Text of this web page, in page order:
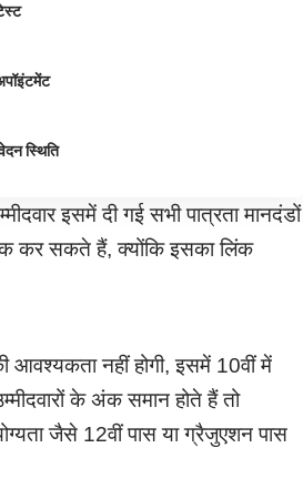
स्थिति
इसमें दी गई सभी पात्रता मानदंडों
कर सकते हैं, क्योंकि इसका लिंक
आवश्यकता नहीं होगी, इसमें 10वीं में
के अंक समान होते हैं तो
जैसे 12वीं पास या ग्रैजुएशन पास